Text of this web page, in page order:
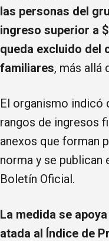
las personas del
ingreso superior a
queda excluido del
familiares, más allá
El organismo indicó
rangos de ingresos
anexos que forman
norma y se publican
Boletín Oficial.
La medida se
atada al Índice de